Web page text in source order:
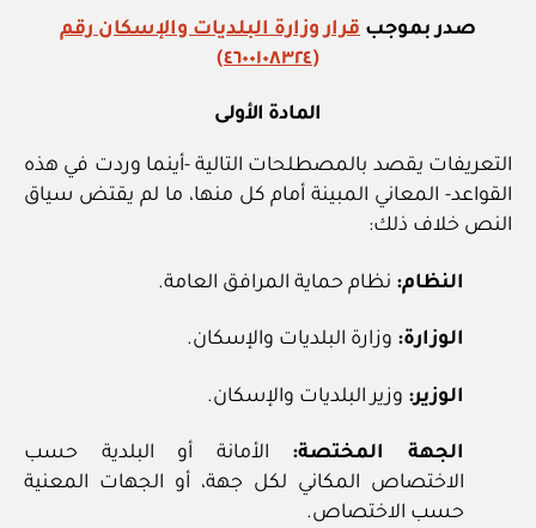
صدر بموجب قرار وزارة البلديات والإسكان رقم
(٤٦٠٠١٠٨٣٢٤)
المادة الأولى
التعريفات يقصد بالمصطلحات التالية ‏-أينما وردت في هذه
القواعد‏- المعاني المبينة أمام كل منها، ما لم يقتض سياق
النص خلاف ذلك:
النظام: نظام حماية المرافق العامة.
الوزارة: وزارة البلديات والإسكان.
الوزير: وزير البلديات والإسكان.
الجهة المختصة: الأمانة أو البلدية حسب
الاختصاص المكاني لكل جهة، أو الجهات المعنية
حسب الاختصاص.